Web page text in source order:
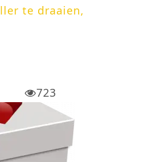
te draaien,
723